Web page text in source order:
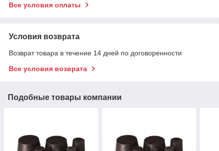
Все условия оплаты
Условия возврата
Возврат товара в течение 14 дней по договоренности
Все условия возврата
Подобные товары компании